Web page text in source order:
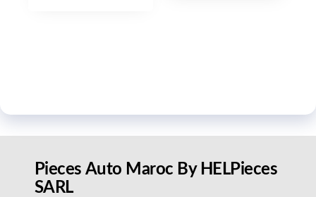
Pieces Auto Maroc By HELPieces
SARL